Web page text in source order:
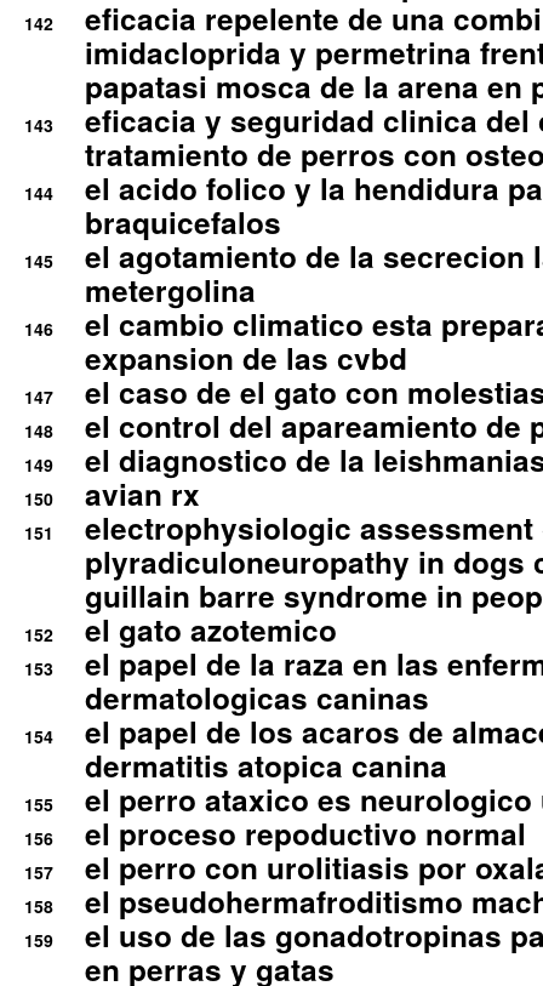
142
eficacia repelente de una
imidacloprida y permetrina
papatasi mosca de la arena en
143
eficacia y seguridad clinica del
tratamiento de perros con
144
el acido folico y la hendidura
braquicefalos
145
el agotamiento de la secrecion
metergolina
146
el cambio climatico esta
expansion de las cvbd
147 el caso de el gato con
148 el control del apareamiento de
149 el diagnostico de la
150 avian rx
151
electrophysiologic assessment
plyradiculoneuropathy in dogs
guillain barre syndrome in
152 el gato azotemico
153
el papel de la raza en las
dermatologicas caninas
154
el papel de los acaros de
dermatitis atopica canina
155 el perro ataxico es
156 el proceso repoductivo normal
157 el perro con urolitiasis por
158 el pseudohermafroditismo
159
el uso de las gonadotropinas
en perras y gatas